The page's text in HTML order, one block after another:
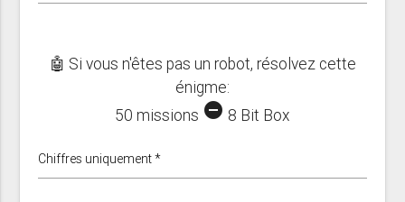
🤖 Si vous n'êtes pas un robot, résolvez cette
énigme:
50 missions remove_circle 8 Bit Box
Chiffres uniquement *